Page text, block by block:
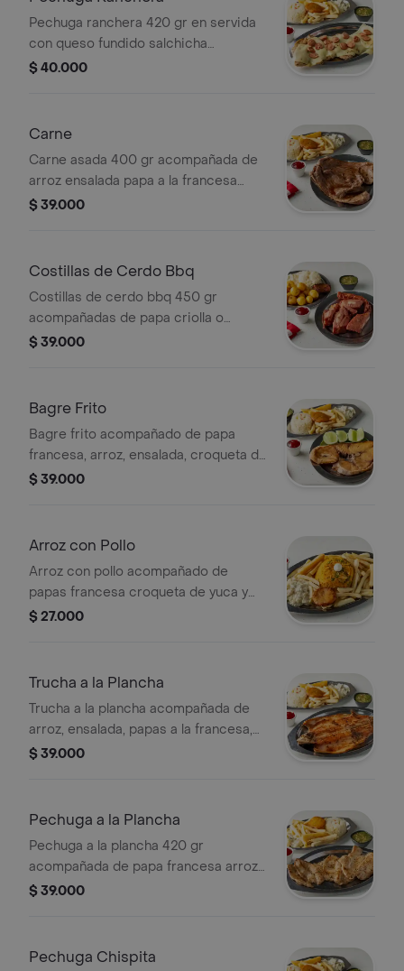
Pechuga ranchera 420 gr en servida
con queso fundido salchicha
acompañada de arroz ensalada papa
$ 40.000
Carne
Carne asada 400 gr acompañada de
arroz ensalada papa a la francesa
croqueta de yuca y patacón
$ 39.000
Costillas de Cerdo Bbq
Costillas de cerdo bbq 450 gr
acompañadas de papa criolla o
francesa de acuerdo a la
$ 39.000
Bagre Frito
Bagre frito acompañado de papa
francesa, arroz, ensalada, croqueta de
yuca y patacón.
$ 39.000
Arroz con Pollo
Arroz con pollo acompañado de
papas francesa croqueta de yuca y
patacón.
$ 27.000
Trucha a la Plancha
Trucha a la plancha acompañada de
arroz, ensalada, papas a la francesa,
croqueta, yuca y patacón.
$ 39.000
Pechuga a la Plancha
Pechuga a la plancha 420 gr
acompañada de papa francesa arroz
ensalada croquetas de yuca y
$ 39.000
Pechuga Chispita